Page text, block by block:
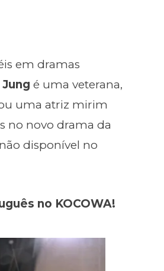
em dramas
é uma veterana,
uma atriz mirim
no novo drama da
disponível no
no KOCOWA!